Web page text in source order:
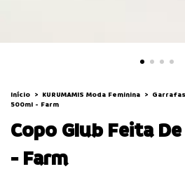
Início > KURUMAMIS Moda Feminina > Garrafas
500ml - Farm
Copo Glub Feita
- Farm